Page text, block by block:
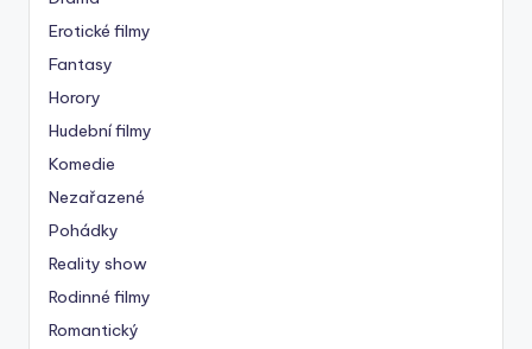
Erotické filmy
Fantasy
Horory
Hudební filmy
Komedie
Nezařazené
Pohádky
Reality show
Rodinné filmy
Romantický